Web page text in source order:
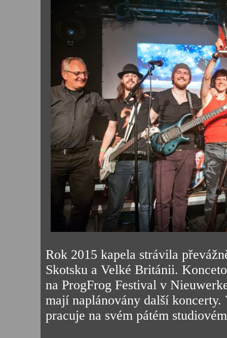
Rok 2015 kapela strávila
Skotsku a Velké Británii.
na ProgFrog Festival v
mají naplánovány další
pracuje na svém pátém